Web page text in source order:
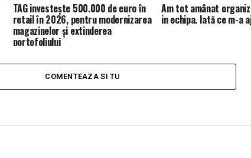
TAG investește 500.000 de euro în
retail în 2026, pentru modernizarea
magazinelor și extinderea
portofoliului
Am tot amânat
in echipa. Iată ce m-a
COMENTEAZA SI TU